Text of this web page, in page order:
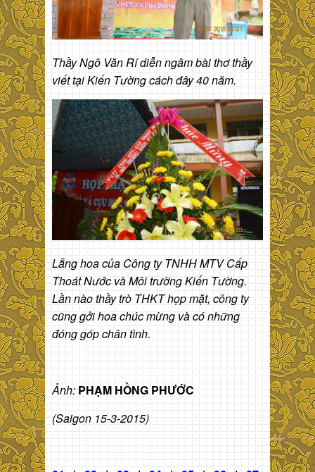
Thầy Ngô Văn Rí diễn ngâm bài thơ thầy
viết tại Kiến Tường cách đây 40 năm.
Lẵng hoa của Công ty TNHH MTV Cấp
Thoát Nước và Môi trường Kiến Tường.
Lần nào thầy trò THKT họp mặt, công ty
cũng gởi hoa chúc mừng và có những
đóng góp chân tình.
Ảnh: PHẠM HỒNG PHƯỚC
(Saigon 15-3-2015)